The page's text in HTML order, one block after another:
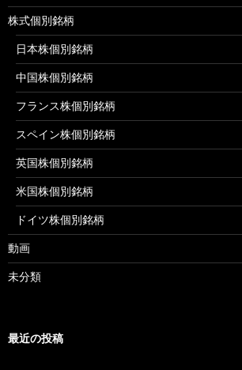
株式個別銘柄
日本株個別銘柄
中国株個別銘柄
フランス株個別銘柄
スペイン株個別銘柄
英国株個別銘柄
米国株個別銘柄
ドイツ株個別銘柄
動画
未分類
最近の投稿